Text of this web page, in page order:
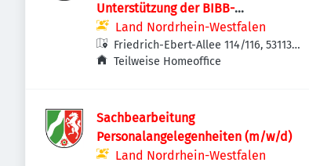
Unterstützung der BIBB-
Graduiertenförderung) (Kennziffer:
41/26)
Land Nordrhein-Westfalen
Friedrich-Ebert-Allee 114/116, 53113
Bonn, Deutschland
Teilweise Homeoffice
Sachbearbeitung
Personalangelegenheiten (m/w/d)
Land Nordrhein-Westfalen